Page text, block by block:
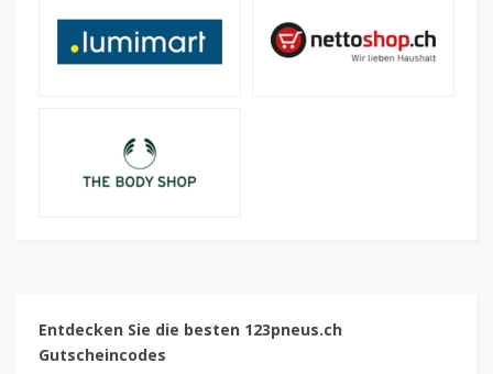
Entdecken Sie die besten 123pneus.ch
Gutscheincodes